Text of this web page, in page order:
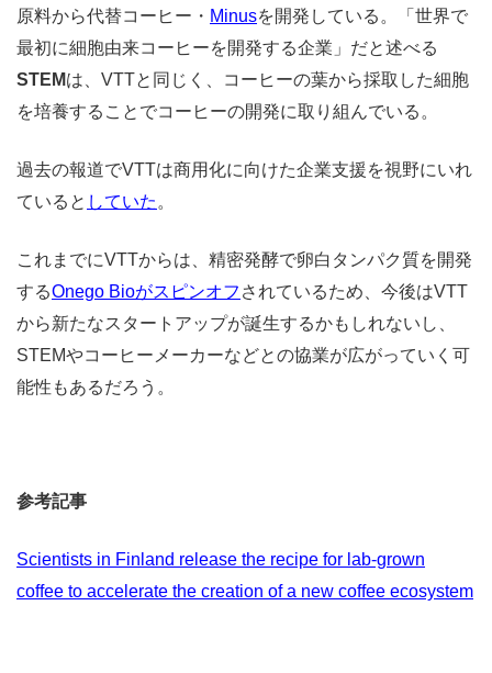
原料から代替コーヒー・ Minusを開発している。
「世界で
最初に細胞由来コーヒーを開発する企業」だと述べる
STEMは、VTTと同じく、コーヒーの葉から採取した細胞
を培養することでコーヒーの開発に取り組んでいる。
過去の報道でVTTは商用化に向けた企業支援を視野にいれ
ていると していた 。
これまでにVTTからは、精密発酵で卵白タンパク質を開発
するOnego Bioがスピンオフ されているため、 今後はVTT
から新たなスタートアップが誕生するかもしれないし、
STEMやコーヒーメーカーなどとの協業が広がっていく可
能性もあるだろう。
参考記事
Scientists in Finland release the recipe for lab-grown
coffee to accelerate the creation of a new coffee ecosystem